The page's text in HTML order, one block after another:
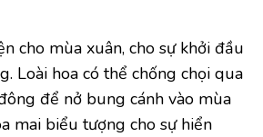
cho mùa xuân, cho sự khởi đầu
Loài hoa có thể chống chọi qua
để nở bung cánh vào mùa
mai biểu tượng cho sự hiển